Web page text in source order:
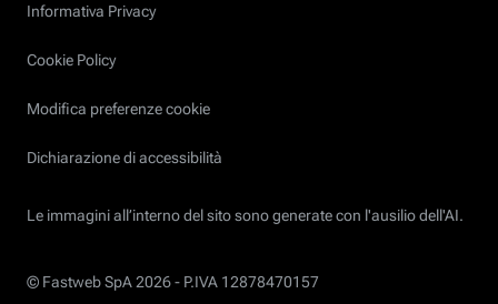
Informativa Privacy
Cookie Policy
Modifica preferenze cookie
Dichiarazione di accessibilità
Le immagini all’interno del sito sono generate con l'ausilio dell'AI.
© Fastweb SpA 2026 - P.IVA 12878470157